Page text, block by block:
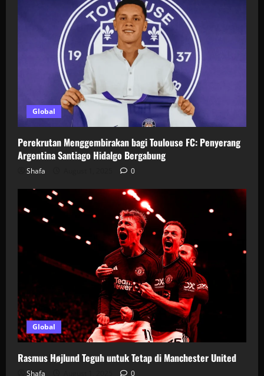
Global
Perekrutan Menggembirakan bagi Toulouse FC: Penyerang
Argentina Santiago Hidalgo Bergabung
Shafa 0
Global
Rasmus Højlund Teguh untuk Tetap di Manchester United
Shafa 0